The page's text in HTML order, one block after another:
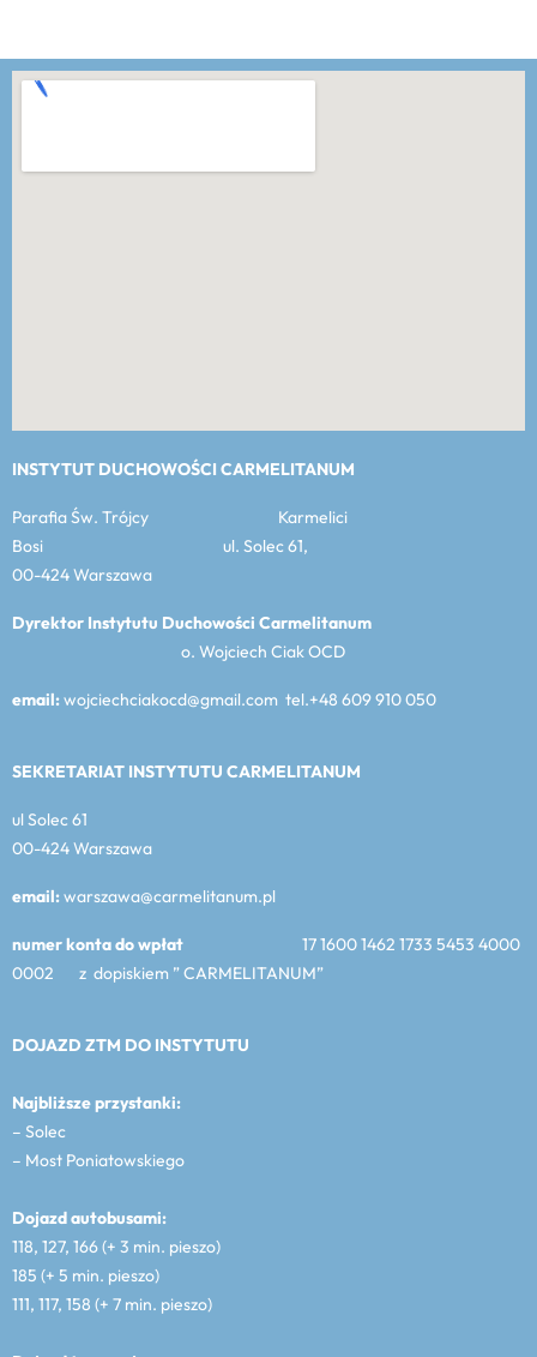
INSTYTUT DUCHOWOŚCI CARMELITANUM
Parafia Św. Trójcy Karmelici
Bosi ul. Solec 61,
00-424 Warszawa
Dyrektor Instytutu Duchowości Carmelitanum
o. Wojciech Ciak OCD
email:wojciechciakocd@gmail.com tel.+48 609 910 050
SEKRETARIAT INSTYTUTU CARMELITANUM
ul Solec 61
00-424 Warszawa
email:warszawa@carmelitanum.pl
numer konta do wpłat 17 1600 1462 1733 5453 4000
0002 z dopiskiem ” CARMELITANUM”
DOJAZD ZTM DO INSTYTUTU
Najbliższe przystanki:
– Solec
– Most Poniatowskiego
Dojazd autobusami:
118, 127, 166 (+ 3 min. pieszo)
185 (+ 5 min. pieszo)
111, 117, 158 (+ 7 min. pieszo)